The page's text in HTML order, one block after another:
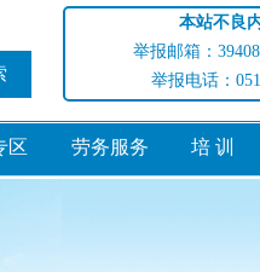
本站不良
举报邮箱：
举报电话：
区 劳务服务 培 训